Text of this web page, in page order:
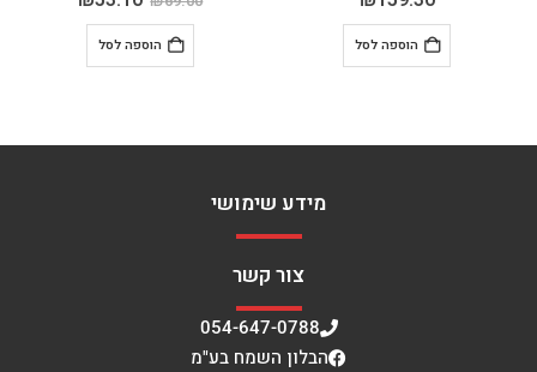
הוספה לסל הוספה לסל
מידע שימושי
צור קשר
054-647-0788
הבלון השמח בע"מ